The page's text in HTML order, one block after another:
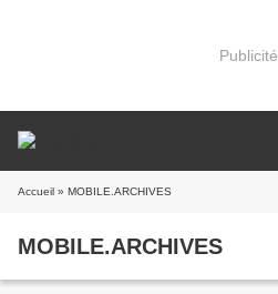
Publicité
Accueil » MOBILE.ARCHIVES
MOBILE.ARCHIVES